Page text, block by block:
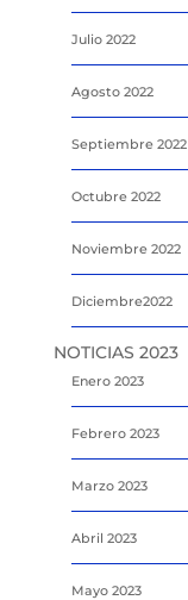
Julio 2022
Agosto 2022
Septiembre 2022
Octubre 2022
Noviembre 2022
Diciembre2022
NOTICIAS 2023
Enero 2023
Febrero 2023
Marzo 2023
Abril 2023
Mayo 2023